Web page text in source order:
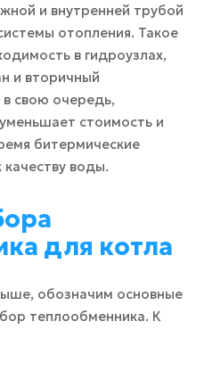
и внутренней трубой
отопления. Такое
в гидроузлах,
и вторичный
свою очередь,
стоимость и
битермические
качеству воды.
для котла
обозначим основные
теплообменника. К